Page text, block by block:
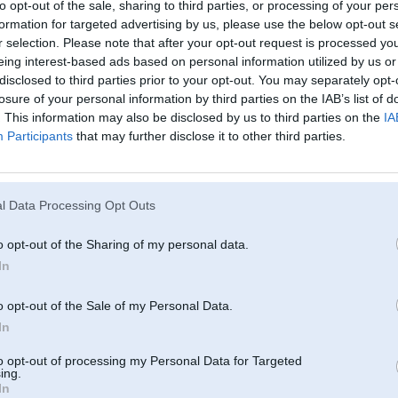
opt-out of the sale, sharing to third parties, or processing of your
for targeted advertising by us, please use the below opt-out
selection. Please note that after your opt-out request is processed
interest-based ads based on personal information utilized by us
to third parties prior to your opt-out. You may separately
of your personal information by third parties on the IAB’s list of
This information may also be disclosed by us to third parties on the
Participants that may further disclose it to other third parties.
Data Processing Opt Outs
opt-out of the Sharing of my personal data.
opt-out of the Sale of my Personal Data.
opt-out of processing my Personal Data for Targeted
02. Feb 2018, 14:17
"pavelc" trosi ja atslēga "atslēgta"
-----------------
Standarta problēma ir tāda, ka ar pulti nevar atslēgt, bet no iekšas var atvērt